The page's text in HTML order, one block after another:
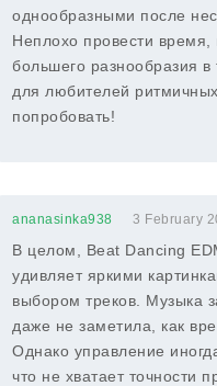
однообразными после
Неплохо провести время,
большего разнообразия в
для любителей
попробовать!
ananasinka938 3 February
В целом, Beat Dancing
удивляет яркими
выбором треков. Музыка
даже не заметила, как
Однако управление
что не хватает точности